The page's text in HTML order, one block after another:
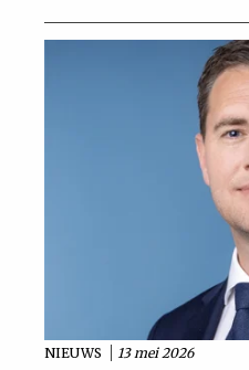
NIEUWS 13 mei 2026